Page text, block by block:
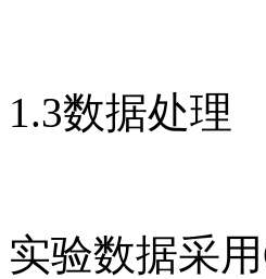
1.3数据处理
实验数据采